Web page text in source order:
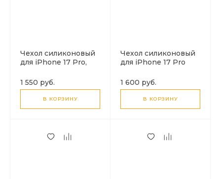
Чехол силиконовый
для iPhone 17 Pro,
(MagSafe), HOCO,
прозрачный
1 550 руб.
В КОРЗИНУ
Чехол силиконовый
для iPhone 17 Pro
(MagSafe), HOCO,
прозрачный
1 600 руб.
В КОРЗИНУ